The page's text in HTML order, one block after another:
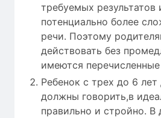
требуемых результатов
потенциально более
речи. Поэтому
действовать без
имеются
Ребенок с трех до 6
должны говорить,в
правильно и стройно. В